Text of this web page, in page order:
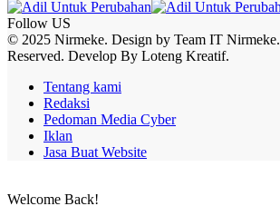
Follow US
© 2025 Nirmeke. Design by Team IT
Reserved. Develop By Loteng Kreatif.
Tentang kami
Redaksi
Pedoman Media Cyber
Iklan
Jasa Buat Website
Welcome Back!